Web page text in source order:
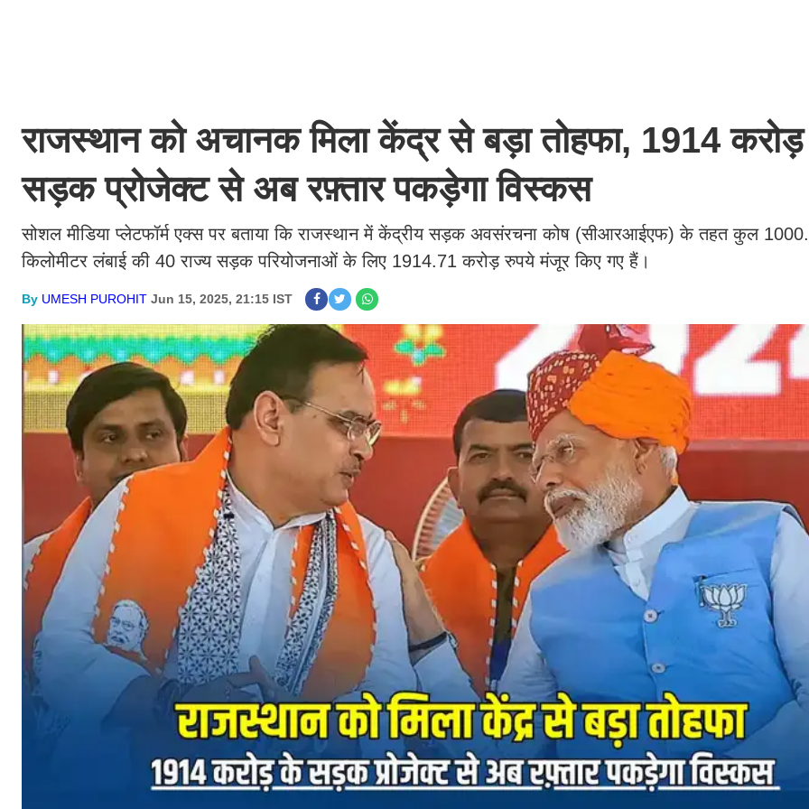
राजस्थान को अचानक मिला केंद्र से बड़ा तोहफा, 1914
सड़क प्रोजेक्ट से अब रफ़्तार पकड़ेगा विस्कस
सोशल मीडिया प्लेटफॉर्म एक्स पर बताया कि राजस्थान में केंद्रीय सड़क अवसंरचना कोष (सीआरआईएफ) के तहत कुल
किलोमीटर लंबाई की 40 राज्य सड़क परियोजनाओं के लिए 1914.71 करोड़ रुपये मंजूर किए गए हैं।
By UMESH PUROHIT Jun 15, 2025, 21:15 IST